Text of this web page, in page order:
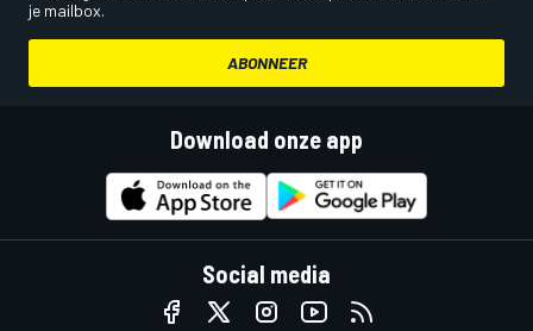
je mailbox.
ABONNEER
Download onze app
Social media